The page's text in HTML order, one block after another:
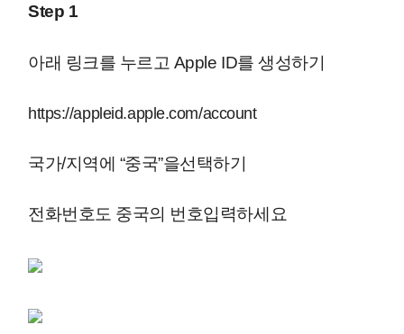
Step 1
아래 링크를 누르고 Apple ID를 생성하기
https://appleid.apple.com/account
국가/지역에 “중국”을선택하기
전화번호도 중국의 번호입력하세요